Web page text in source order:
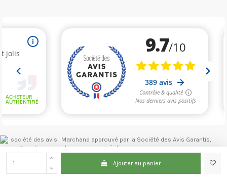
Ajouter au panier
Marchand approuvé par la Société des Avis Garantis,
cliquez ici pour vérifier